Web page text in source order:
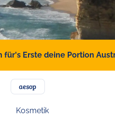
Erste deine Portion
aesop
Kosmetik